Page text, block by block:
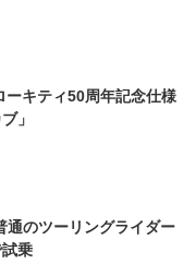
ーキティ50周年記念仕様
」
通のツーリングライダー
乗